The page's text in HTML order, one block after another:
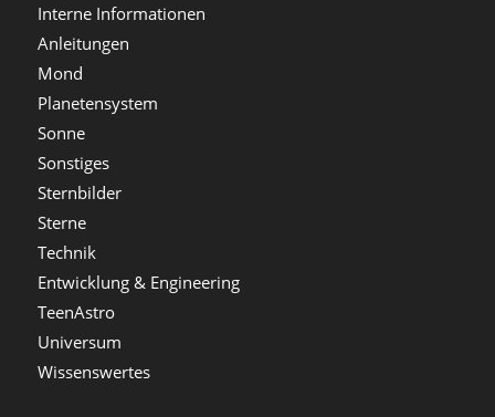
Interne Informationen
Anleitungen
Mond
Planetensystem
Sonne
Sonstiges
Sternbilder
Sterne
Technik
Entwicklung & Engineering
TeenAstro
Universum
Wissenswertes